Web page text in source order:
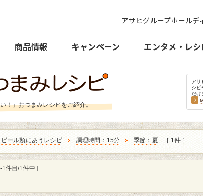
アサヒグループホールデ
商品情報 キャンペーン エンタメ・レシ
！」おつまみレシピをご紹介。
アサ
シピ
だけ
ビール類にあうレシピ 調理時間：15分 季節：夏 ［ 1件 ］
件目/1件中 ]